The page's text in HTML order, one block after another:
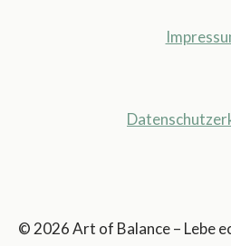
© 2026 Art of Balance – Lebe